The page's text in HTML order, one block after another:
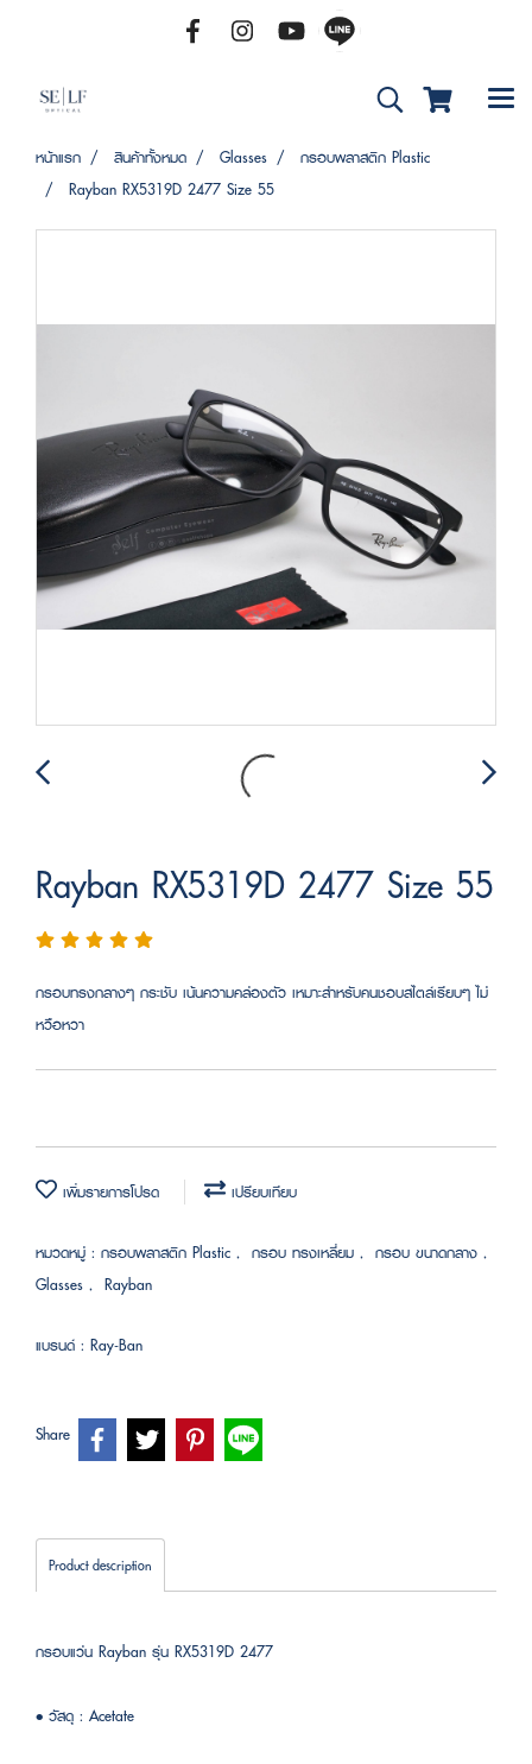
หน้าแรก สินค้าทั้งหมด Glasses
กรอบพลาสติก Plastic
Rayban RX5319D 2477 Size 55
Rayban RX5319D 2477 Size 55
กรอบทรงกลางๆ กระชับ เน้นความคล่องตัว เหมาะสำหรับคนชอบสไตล์เรียบๆ ไม่
หวือหวา
เพิ่มรายการโปรด เปรียบเทียบ
หมวดหมู่ : กรอบพลาสติก Plastic , กรอบ ทรงเหลี่ยม , กรอบ ขนาดกลาง ,
Glasses , Rayban
แบรนด์ : Ray-Ban
Share
Product description
กรอบแว่น Rayban รุ่น RX5319D 2477
• วัสดุ : Acetate